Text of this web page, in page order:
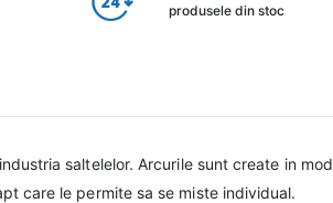
produsele din stoc
saltelelor. Arcurile sunt create in mod
care le permite sa se miste individual.